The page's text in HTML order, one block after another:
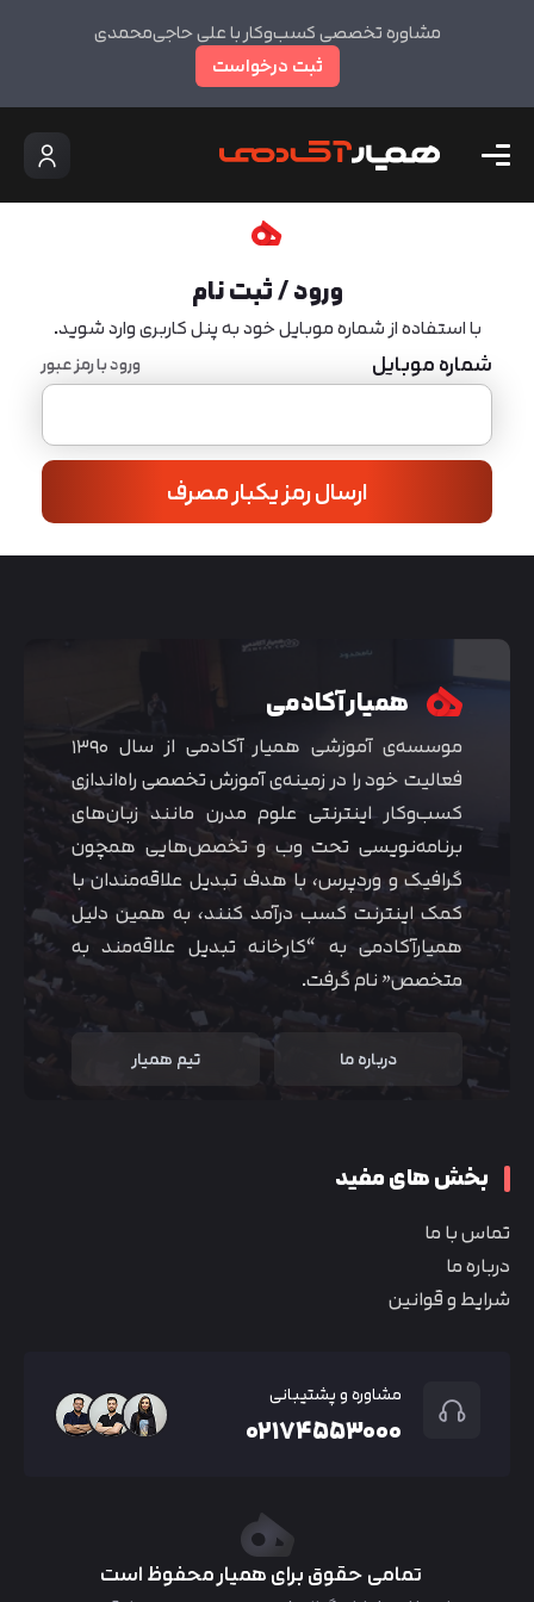
مشاوره تخصصی کسب‌وکار با علی حاجی‌محمدی
ثبت درخواست
ورود / ثبت نام
با استفاده از شماره موبایل خود به پنل کاربری وارد شوید.
شماره موبایل ورود با رمز عبور
ارسال رمز یکبار مصرف
همیار آکادمی
موسسه‌ی آموزشی همیار آکادمی از سال ۱۳۹۰
فعالیت خود را در زمینه‌ی آموزش تخصصی راه‌اندازی
کسب‌و‌کار اینترنتی علوم مدرن مانند زبان‌های
برنامه‌نویسی تحت وب و تخصص‌هایی همچون
گرافیک و وردپرس، با هدف تبدیل علاقه‌مندان با
کمک اینترنت کسب درآمد کنند، به همین دلیل
همیارآکادمی به “کارخانه تبدیل علاقه‌مند به
متخصص” نام گرفت.
درباره ما تیم همیار
بخش های مفید
تماس با ما
درباره ما
شرایط و قوانین
مشاوره و پشتیبانی
۰۲۱۷۴۵۵۳۰۰۰
تمامی حقوق برای همیار محفوظ است
متوجه شدم